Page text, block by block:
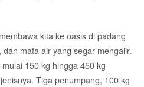
kita ke oasis di padang
mata air yang segar mengalir.
150 kg hingga 450 kg
Tiga penumpang, 100 kg